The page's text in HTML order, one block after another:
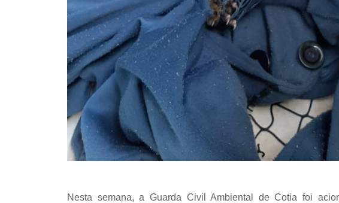
Nesta semana, a Guarda Civil Ambiental de Cotia foi